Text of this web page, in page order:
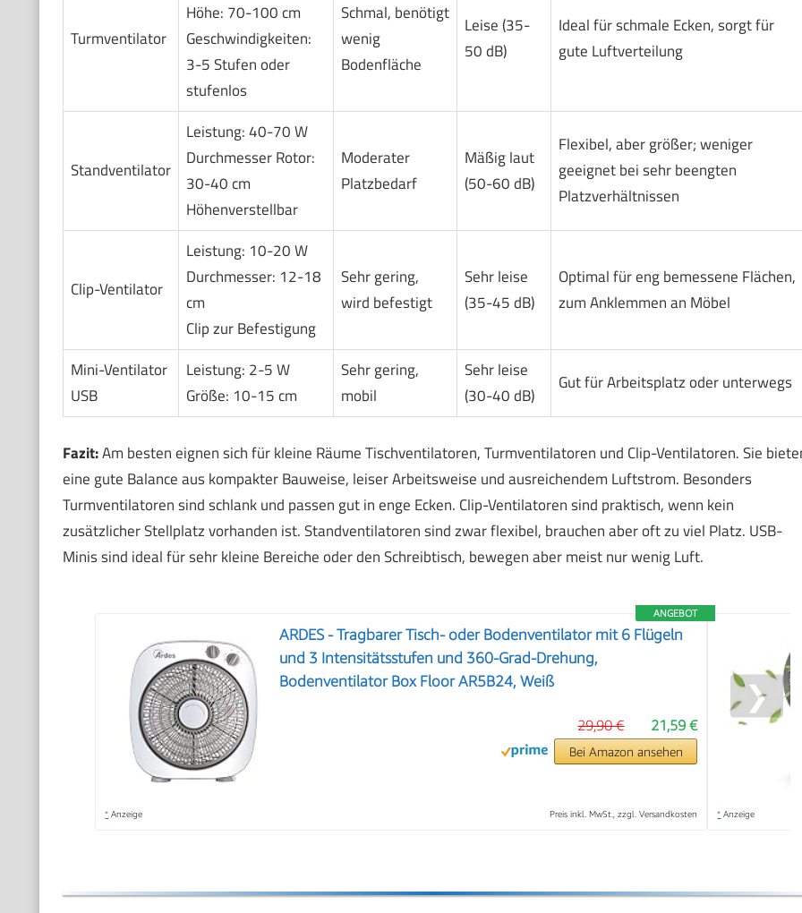
Turmventilator
Höhe: 70-100 cm
Geschwindigkeiten:
3-5 Stufen oder
stufenlos
Schmal, benötigt
wenig
Bodenfläche
Leise (35-
50 dB)
Ideal für schmale Ecken, sorgt für
gute Luftverteilung
Standventilator
Leistung: 40-70 W
Durchmesser Rotor:
30-40 cm
Höhenverstellbar
Moderater
Platzbedarf
Mäßig laut
(50-60 dB)
Flexibel, aber größer; weniger
geeignet bei sehr beengten
Platzverhältnissen
Clip-Ventilator
Leistung: 10-20 W
Durchmesser: 12-18
cm
Clip zur Befestigung
Sehr gering,
wird befestigt
Sehr leise
(35-45 dB)
Optimal für eng bemessene Flächen,
zum Anklemmen an Möbel
Mini-Ventilator
USB
Leistung: 2-5 W
Größe: 10-15 cm
Sehr gering,
mobil
Sehr leise
(30-40 dB)
Gut für Arbeitsplatz oder unterwegs
Fazit:Am besten eignen sich für kleine Räume Tischventilatoren, Turmventilatoren und Clip-Ventilatoren. Sie
eine gute Balance aus kompakter Bauweise, leiser Arbeitsweise und ausreichendem Luftstrom. Besonders
Turmventilatoren sind schlank und passen gut in enge Ecken. Clip-Ventilatoren sind praktisch, wenn kein
zusätzlicher Stellplatz vorhanden ist. Standventilatoren sind zwar flexibel, brauchen aber oft zu viel Platz. USB-
Minis sind ideal für sehr kleine Bereiche oder den Schreibtisch, bewegen aber meist nur wenig Luft.
ANGEBOT
ARDES - Tragbarer Tisch- oder Bodenventilator mit 6 Flügeln
und 3 Intensitätsstufen und 360-Grad-Drehung,
Bodenventilator Box Floor AR5B24, Weiß
21,59 €
29,90 €
Bei Amazon ansehen
* Anzeige Preis inkl. MwSt., zzgl. Versandkosten * Anzeige
❯